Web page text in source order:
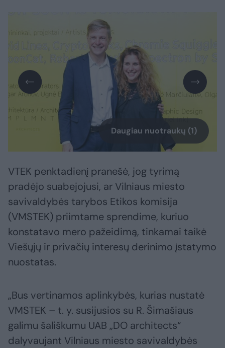
Daugiau nuotraukų (1)
VTEK penktadienį pranešė, jog tyrimą
pradėjo suabejojusi, ar Vilniaus miesto
savivaldybės tarybos Etikos komisija
(VMSTEK) priimtame sprendime, kuriuo
konstatavo mero pažeidimą, tinkamai taikė
Viešųjų ir privačių interesų derinimo įstatymo
nuostatas.
„Bus vertinamos aplinkybės, kurias nustatė
VMSTEK – t. y. susijusios su R. Šimašiaus
galimu šališkumu UAB „DO architects“
dalyvaujant Vilniaus miesto savivaldybės